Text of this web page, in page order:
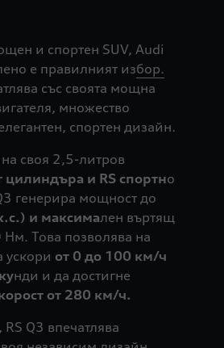
и спортен SUV, Audi
е правилният избор.
със своята мощна
множество
спортен дизайн.
своя 2,5-литров
цилиндъра и RS спортно
генерира мощност до
и максимален въртящ
Това позволява на
ускори от 0 до 100 км/ч
нди и да достигне
от 280 км/ч.
Q3 впечатлява